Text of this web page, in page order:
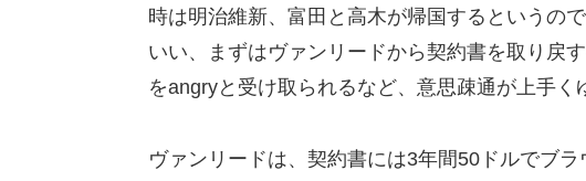
時は明治維新、富田と高木が帰国するというの
いい、まずはヴァンリードから契約書を取り戻
をangryと受け取られるなど、意思疎通が上手く
ヴァンリードは、契約書には3年間50ドルでブ